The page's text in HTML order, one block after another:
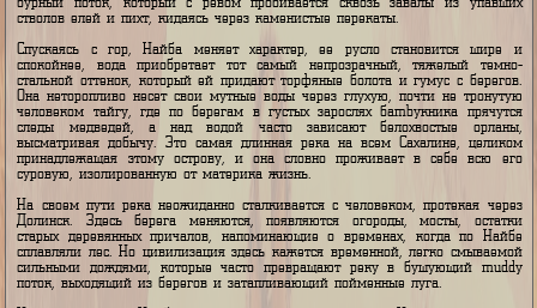
туманах. Из множества незаметных ручейков, питаемых талыми
болотными топями, она постепенно собирает свои силы,
истинная сахалинская тайожная река. В верховьях это
бурный поток, который с ревом пробивается сквозь завалы из
стволов елей и пихт, кидаясь через каменистые перекаты.
Спускаясь с гор, Найба меняет характер, ее русло становится
спокойнее, вода приобретает тот самый непрозрачный, тяжелый
стальной оттенок, который ей придают торфяные болота и гумус с
Она неторопливо несет свои мутные воды через глухую, почти не
человеком тайгу, где по берегам в густых зарослях бambукника
следы медведей, а над водой часто зависают белохвостые
высматривая добычу. Это самая длинная река на всем Сахалине,
принадлежащая этому острову, и она словно проживает в себе
суровую, изолированную от материка жизнь.
На своем пути река неожиданно сталкивается с человеком, протекая